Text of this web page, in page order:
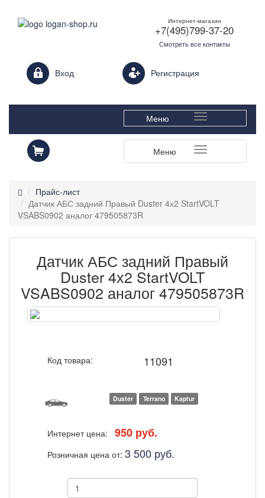
Интернет-магазин
+7(495)799-37-20
Смотреть все контакты
Вход Login form Регистрация
Меню
Меню
Прайс-лист
Датчик АБС задний Правый Duster 4х2 StartVOLT
VSABS0902 аналог 479505873R
Датчик АБС задний Правый
Duster 4х2 StartVOLT
VSABS0902 аналог 479505873R
Код товара: 11091
Duster Terrano Kaptur
Интернет цена: 950 руб.
Розничная цена от: 3 500 руб.